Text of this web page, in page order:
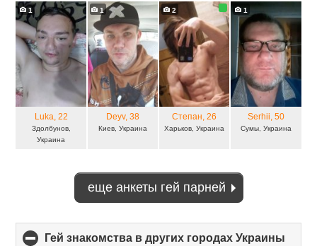
1
Luka, 22
Здолбунов,
Украина
1
Deyv, 38
Киев, Украина
2
Степан, 26
Харьков, Украина
1
Serhii, 50
Сумы, Украина
еще анкеты гей парней
Гей знакомства в других городах Украины